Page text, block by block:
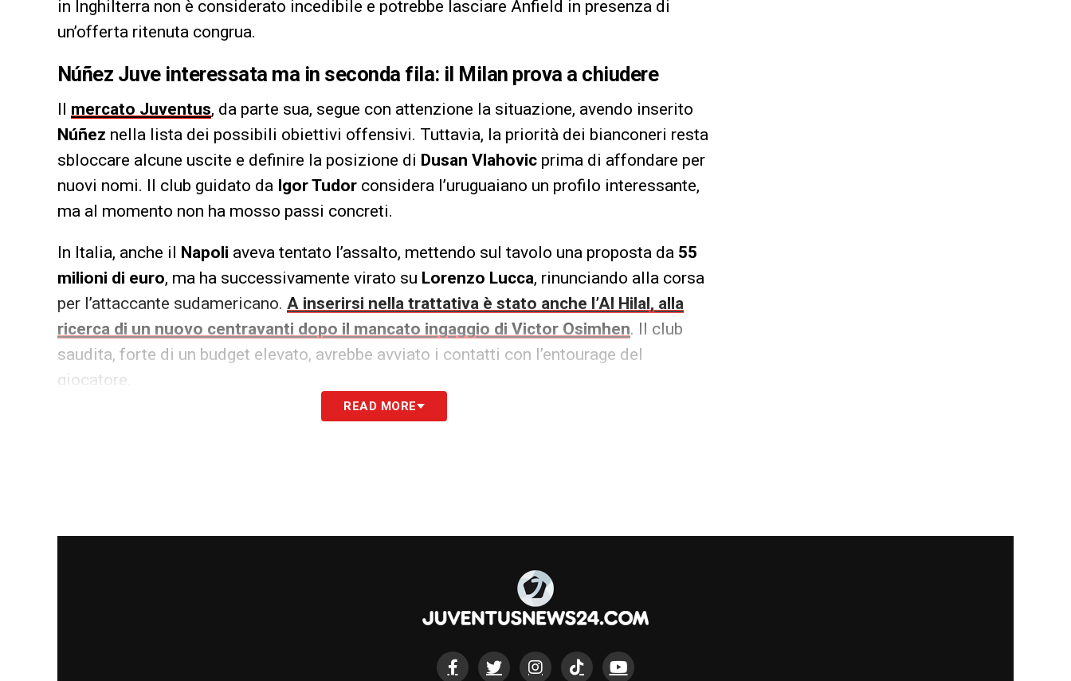
in Inghilterra non è considerato incedibile e potrebbe lasciare Anfield in presenza di
un’offerta ritenuta congrua.
Núñez Juve interessata ma in seconda fila: il Milan prova a chiudere
mercato Juventus, da parte sua, segue con attenzione la situazione, avendo inserito
Núñez nella lista dei possibili obiettivi offensivi. Tuttavia, la priorità dei bianconeri resta
sbloccare alcune uscite e definire la posizione di Dusan Vlahovic prima di affondare per
nuovi nomi. Il club guidato da Igor Tudor considera l’uruguaiano un profilo interessante,
ma al momento non ha mosso passi concreti.
In Italia, anche il Napoli aveva tentato l’assalto, mettendo sul tavolo una proposta da 55
milioni di euro, ma ha successivamente virato su Lorenzo Lucca, rinunciando alla corsa
per l’attaccante sudamericano. A inserirsi nella trattativa è stato anche l’Al Hilal, alla
ricerca di un nuovo centravanti dopo il mancato ingaggio di Victor Osimhen. Il club
saudita, forte di un budget elevato, avrebbe avviato i contatti con l’entourage del
giocatore.
Núñezsembrerebbe intenzionato a proseguire la
READ MORE